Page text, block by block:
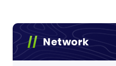
Network